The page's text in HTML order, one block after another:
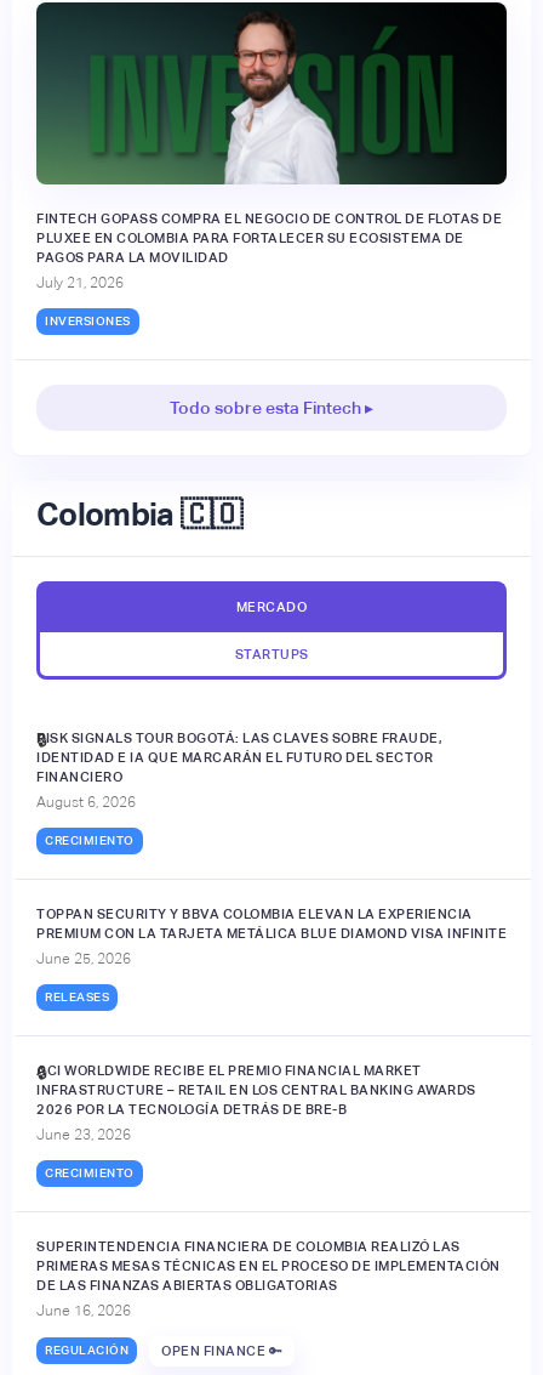
FINTECH GOPASS COMPRA EL NEGOCIO DE CONTROL DE FLOTAS DE
PLUXEE EN COLOMBIA PARA FORTALECER SU ECOSISTEMA DE
PAGOS PARA LA MOVILIDAD
July 21, 2026
INVERSIONES
Todo sobre esta Fintech ▸
Colombia 🇨🇴
MERCADO
STARTUPS
RISK SIGNALS TOUR BOGOTÁ: LAS CLAVES SOBRE FRAUDE,
IDENTIDAD E IA QUE MARCARÁN EL FUTURO DEL SECTOR
FINANCIERO
August 6, 2026
CRECIMIENTO
🔒
TOPPAN SECURITY Y BBVA COLOMBIA ELEVAN LA EXPERIENCIA
PREMIUM CON LA TARJETA METÁLICA BLUE DIAMOND VISA INFINITE
June 25, 2026
RELEASES
ACI WORLDWIDE RECIBE EL PREMIO FINANCIAL MARKET
INFRASTRUCTURE – RETAIL EN LOS CENTRAL BANKING AWARDS
2026 POR LA TECNOLOGÍA DETRÁS DE BRE-B
June 23, 2026
CRECIMIENTO
🔒
SUPERINTENDENCIA FINANCIERA DE COLOMBIA REALIZÓ LAS
PRIMERAS MESAS TÉCNICAS EN EL PROCESO DE IMPLEMENTACIÓN
DE LAS FINANZAS ABIERTAS OBLIGATORIAS
June 16, 2026
REGULACIÓN OPEN FINANCE 🔑